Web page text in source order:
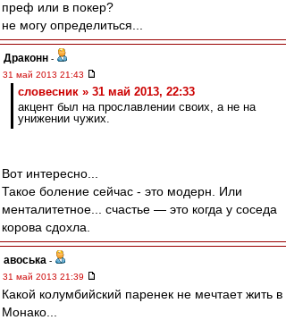
преф или в покер?
не могу определиться...
Драконн -
31 май 2013 21:43
словесник » 31 май 2013, 22:33
акцент был на прославлении своих, а не на
унижении чужих.
Вот интересно...
Такое боление сейчас - это модерн. Или
менталитетное... счастье ― это когда у соседа
корова сдохла.
авоська -
31 май 2013 21:39
Какой колумбийский паренек не мечтает жить в
Монако...